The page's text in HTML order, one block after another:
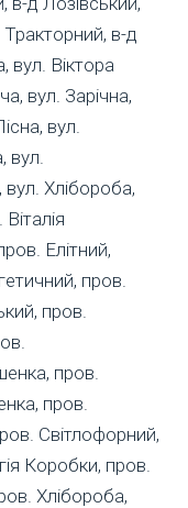
Тракторний, в-д
вул. Віктора
вул. Зарічна,
вул.
вул.
Хлібороба,
Елітний,
пров.
пров.
пров.
пров.
Світлофорний,
Коробки, пров.
Хлібороба,